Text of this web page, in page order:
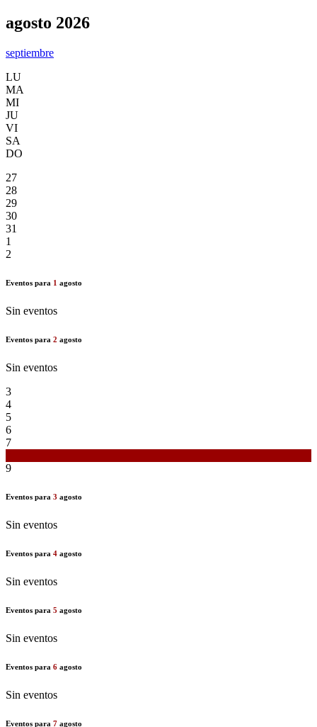
agosto 2026
septiembre
LU
MA
MI
JU
VI
SA
DO
27
28
29
30
31
1
2
Eventos para 1 agosto
Sin eventos
Eventos para 2 agosto
Sin eventos
3
4
5
6
7
9
Eventos para 3 agosto
Sin eventos
Eventos para 4 agosto
Sin eventos
Eventos para 5 agosto
Sin eventos
Eventos para 6 agosto
Sin eventos
Eventos para 7 agosto